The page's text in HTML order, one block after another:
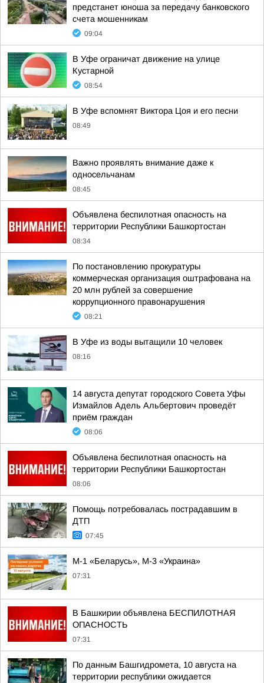
предстанет юноша за передачу банковского
счета мошенникам
09:04
В Уфе ограничат движение на улице
Кустарной
08:54
В Уфе вспомнят Виктора Цоя и его песни
08:49
Важно проявлять внимание даже к
односельчанам
08:45
Объявлена беспилотная опасность на
территории Республики Башкортостан
08:34
По постановлению прокуратуры
коммерческая организация оштрафована на
20 млн рублей за совершение
коррупционного правонарушения
08:21
В Уфе из воды вытащили 10 человек
08:16
14 августа депутат городского Совета Уфы
Измайлов Адель Альбертович проведёт
приём граждан
08:06
Объявлена беспилотная опасность на
территории Республики Башкортостан
08:06
Помощь потребовалась пострадавшим в
ДТП
07:45
М-1 «Беларусь», М-3 «Украина»
07:31
В Башкирии объявлена БЕСПИЛОТНАЯ
ОПАСНОСТЬ
07:31
По данным Башгидромета, 10 августа на
территории республики ожидается